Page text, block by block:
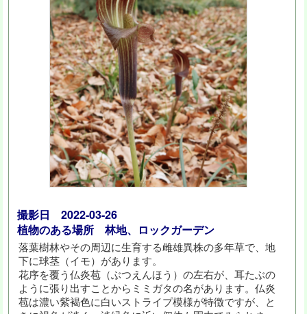
撮影日 2022-03-26
植物のある場所 林地、ロックガーデン
落葉樹林やその周辺に生育する雌雄異株の多年草で、地
下に球茎（イモ）があります。
花序を覆う仏炎苞（ぶつえんほう）の左右が、耳たぶの
ように張り出すことからミミガタの名があります。仏炎
苞は濃い紫褐色に白いストライプ模様が特徴ですが、と